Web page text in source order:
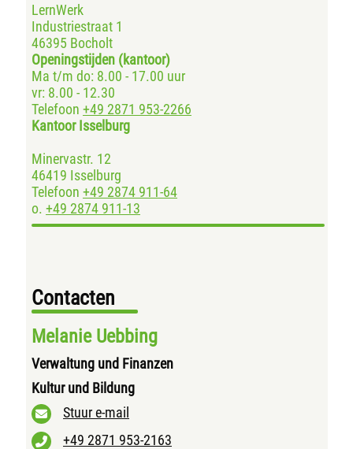
LernWerk
Industriestraat 1
46395 Bocholt
Openingstijden (kantoor)
Ma t/m do: 8.00 - 17.00 uur
vr: 8.00 - 12.30
Telefoon +49 2871 953-2266
Kantoor Isselburg
Minervastr. 12
46419 Isselburg
Telefoon +49 2874 911-64
o. +49 2874 911-13
Contacten
Melanie Uebbing
Verwaltung und Finanzen
Kultur und Bildung
Stuur e-mail
+49 2871 953-2163